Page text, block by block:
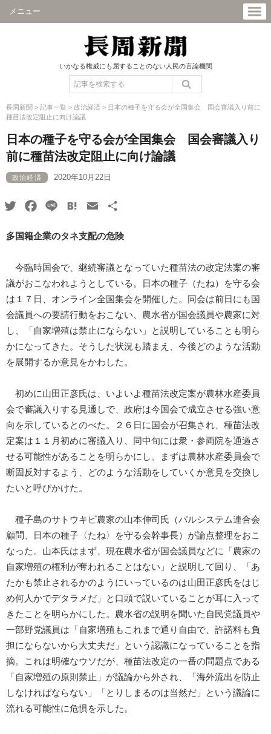
メニュー
いかなる権威にも屈することのない人民の言論機関
長周新聞 > 記事一覧 > 政治経済 > 日本の種子を守る会が全国集会 国会審議入り前に
種苗法改定阻止に向け論議
日本の種子を守る会が全国集会 国会審議入り
前に種苗法改定阻止に向け論議
政治経済 2020年10月22日
TwitterFacebook
Line HatenaEmail
多国籍企業のタネ支配の危険
今臨時国会で、継続審議となっていた種苗法の改定法案の審
議がおこなわれようとしている。日本の種子（たね）を守る会
は１７日、オンライン全国集会を開催した。同会は前日にも国
会議員への要請行動をおこない、農水省が国会議員や農家に対
し、「自家増殖は禁止にならない」と説明していることも明ら
かになってきた。そうした状況も踏まえ、今後どのような活動
を展開するか意見をかわした。
初めに山田正彦氏は、いよいよ種苗法改定案が農林水産委員
会で審議入りする見通しで、政府は今国会で成立させる強い意
向を示しているとのべた。２６日に国会が召集され、種苗法改
定案は１１月初めに審議入り、同中旬には衆・参両院を通過さ
せる可能性があることを明らかにし、まずは農林水産委員会で
断固反対するよう、どのような活動をしていくか意見を交換し
たいと呼びかけた。
種子島のサトウキビ農家の山本伸司氏（パルシステム連合会
顧問、日本の種子〈たね〉を守る会幹事長）が論点整理をおこ
なった。山本氏はまず、現在農水省が国会議員などに「農家の
自家増殖の権利が奪われることはない」と説明して回り、「あ
たかも禁止されるかのようにいっているのは山田正彦氏をはじ
め何人かでデタラメだ」と口頭で説いていることが耳に入って
きたことを明らかにした。農水省の説明を聞いた自民党議員や
一部野党議員は「自家増殖もこれまで通り自由で、許諾料も負
担にならないから大丈夫だ」という認識になっていることを指
摘。これは明確なウソだが、種苗法改定の一番の問題点である
「自家増殖の原則禁止」が議論から外され、「海外流出を防止
しなければならない」「とりしまるのは当然だ」という議論に
流れる可能性に危惧を示した。